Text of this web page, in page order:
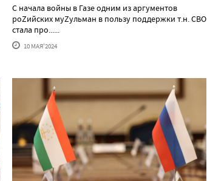
С начала войны в Газе одним из аргументов
роZийских муZульман в пользу поддержки т.н. СВО
стала про......
10 МАЯ'2024